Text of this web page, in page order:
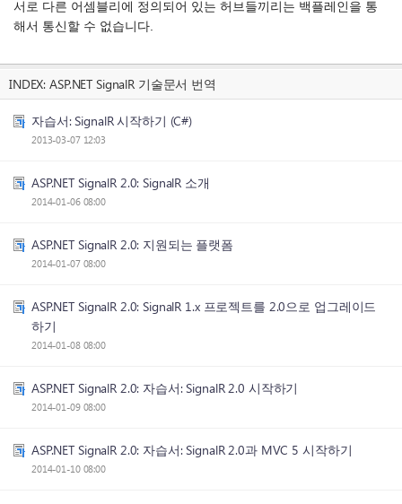
서로 다른 어셈블리에 정의되어 있는 허브들끼리는 백플레인을 통
해서 통신할 수 없습니다.
INDEX: ASP.NET SignalR 기술문서 번역
자습서: SignalR 시작하기 (C#)
2013-03-07 12:03
ASP.NET SignalR 2.0: SignalR 소개
2014-01-06 08:00
ASP.NET SignalR 2.0: 지원되는 플랫폼
2014-01-07 08:00
ASP.NET SignalR 2.0: SignalR 1.x 프로젝트를 2.0으로 업그레이드
하기
2014-01-08 08:00
ASP.NET SignalR 2.0: 자습서: SignalR 2.0 시작하기
2014-01-09 08:00
ASP.NET SignalR 2.0: 자습서: SignalR 2.0과 MVC 5 시작하기
2014-01-10 08:00